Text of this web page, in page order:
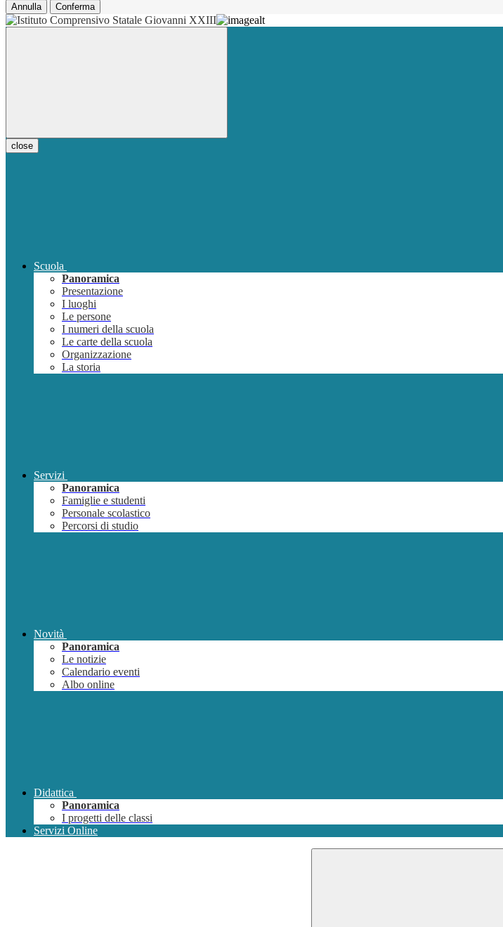
Annulla Conferma
close
Scuola
Panoramica
Presentazione
I luoghi
Le persone
I numeri della scuola
Le carte della scuola
Organizzazione
La storia
Servizi
Panoramica
Famiglie e studenti
Personale scolastico
Percorsi di studio
Novità
Panoramica
Le notizie
Calendario eventi
Albo online
Didattica
Panoramica
I progetti delle classi
Servizi Online